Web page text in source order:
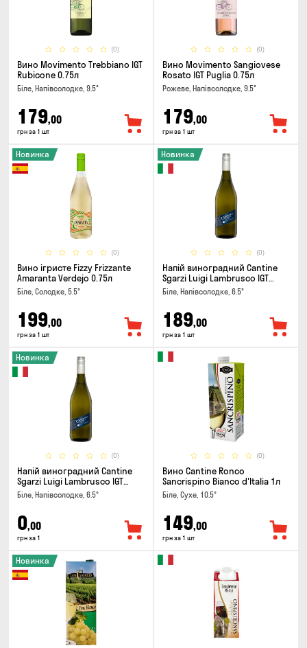
(0)
Вино Movimento Trebbiano IGT
Rubicone 0.75л
Біле, Напівсолодке, 9.5°
179,00
грн за 1 шт
(0)
Вино Movimento Sangiovese
Rosato IGT Puglia 0.75л
Рожеве, Напівсолодке, 9.5°
179,00
грн за 1 шт
(0)
Новинка
Вино ігристе Fizzy Frizzante
Amaranta Verdejo 0.75л
Біле, Солодке, 5.5°
199,00
грн за 1 шт
(0)
Новинка
Напій виноградний Cantine
Sgarzi Luigi Lambrusco IGT
Emilia Bianca Frizziante 0.75л
Біле, Напівсолодке, 6.5°
189,00
грн за 1 шт
(0)
Новинка
Напій виноградний Cantine
Sgarzi Luigi Lambrusco IGT
Emilia Bianca Frizziante 0.75л
Біле, Напівсолодке, 6.5°
0,00
грн за 1
(0)
Вино Cantine Ronco
Sancrispino Bianco d'Italia 1л
Біле, Сухе, 10.5°
149,00
грн за 1 шт
Новинка